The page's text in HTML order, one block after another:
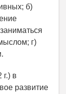
б)
г)
в
развитие